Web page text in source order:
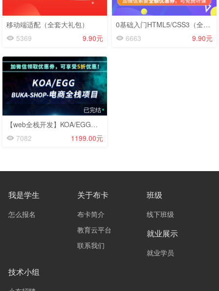
移动端适配（全套大礼包）
5369
9.90元
0基础入门HTML5/CSS3（全套大礼包）
6663
9.90元
已完结
【web全栈开发】KOA/EGG真实商业电商项目
7082
1199.00元
我是学生
怎么报名
关于布卡
布卡简介
教育云平台
联系我们
班级
线下班级
就业展示
就业学员
技术小组